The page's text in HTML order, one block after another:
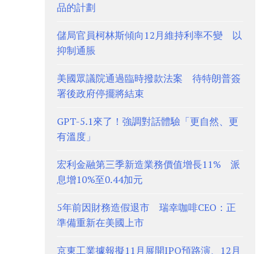
品的計劃
儲局官員柯林斯傾向12月維持利率不變 以
抑制通脹
美國眾議院通過臨時撥款法案 待特朗普簽
署後政府停擺將結束
GPT-5.1來了！強調對話體驗「更自然、更
有溫度」
宏利金融第三季新造業務價值增長11% 派
息增10%至0.44加元
5年前因財務造假退市 瑞幸咖啡CEO：正
準備重新在美國上市
京東工業據報擬11月展開IPO預路演、12月